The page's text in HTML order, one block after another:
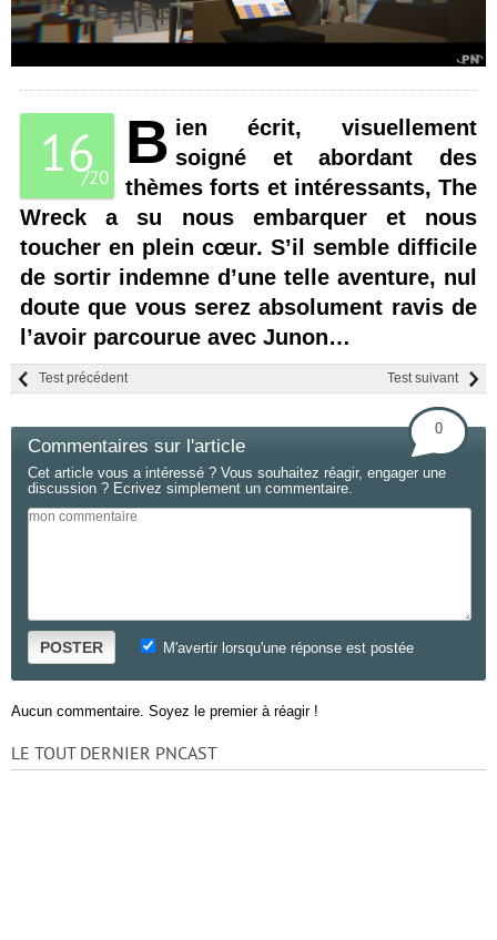
16
/20
B ien écrit, visuellement
soigné et abordant des
thèmes forts et intéressants, The
Wreck a su nous embarquer et nous
toucher en plein cœur. S’il semble difficile
de sortir indemne d’une telle aventure, nul
doute que vous serez absolument ravis de
l’avoir parcourue avec Junon…
Test suivant
Test précédent
Commentaires sur l'article
0
Cet article vous a intéressé ? Vous souhaitez réagir, engager une
discussion ? Ecrivez simplement un commentaire.
POSTER M'avertir lorsqu'une réponse est postée
Aucun commentaire. Soyez le premier à réagir !
LE TOUT DERNIER PNCAST